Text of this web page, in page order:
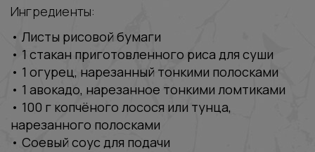
Ингредиенты:
‭• Листы рисовой бумаги
‭• 1 стакан приготовленного риса для суши
‭• 1 огурец, нарезанный тонкими полосками
‭• 1 авокадо, нарезанное тонкими ломтиками
‭• 100 г копчёного лосося или тунца,
нарезанного полосками
‭• Соевый соус для подачи